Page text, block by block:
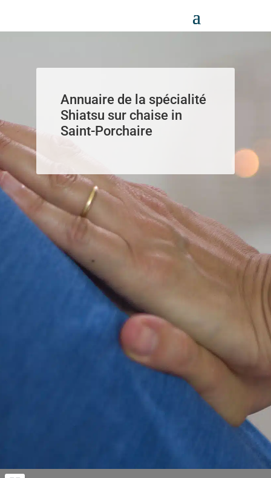
Annuaire de la spécialité
Shiatsu sur chaise in
Saint-Porchaire